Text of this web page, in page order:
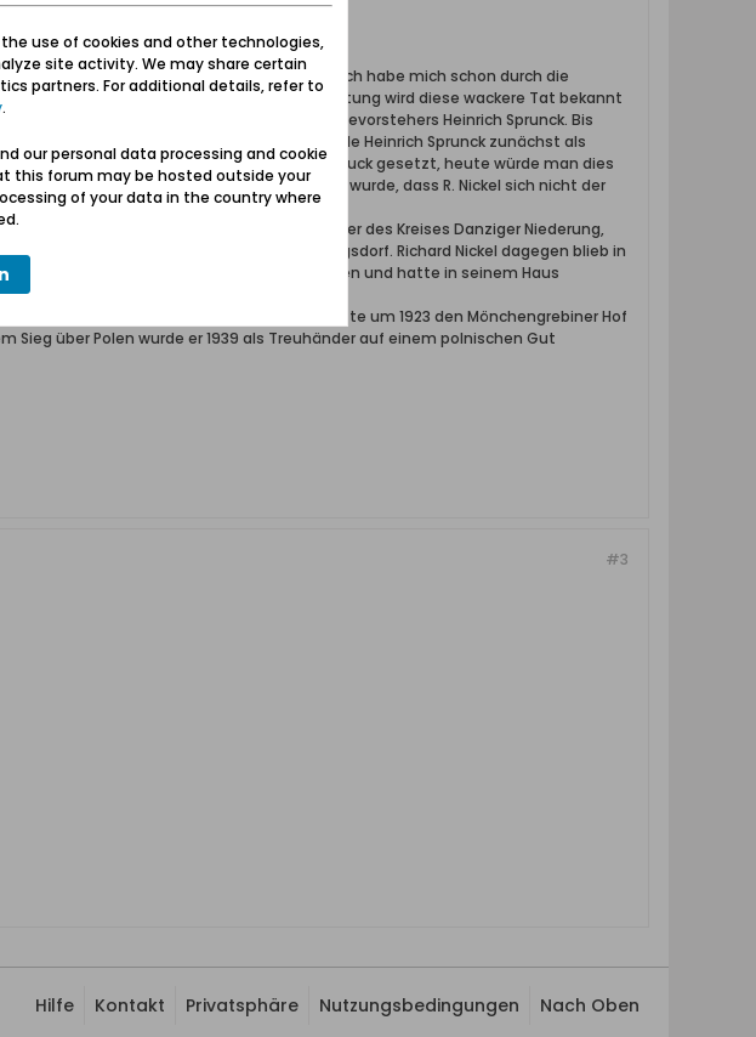
Staatsanzeiger der Freien Stadt Danzig. Ich habe mich schon durch die
Beispiel. Ein Vierteljahr nach der Rettung wird diese wackere Tat bekannt
eingesetzten Sperlingsdorfer Gemeindevorstehers Heinrich Sprunck. Bis
Mitglied der NSDAP werden. Deshalb wurde Heinrich Sprunck zunächst als
Nickel hatte er daraufhin massiv unter Druck gesetzt, heute würde man dies
mit denen darauf aufmerksam gemacht wurde, dass R. Nickel sich nicht der
per Schiff fliehen wollte. Der NSDAP-Kreisleiter des Kreises Danziger Niederung,
ihn zurück auf seinen Posten in Sperlingsdorf. Richard Nickel dagegen blieb in
und versteckte sie auf seinem Dachboden und hatte in seinem Haus
ebenfalls aktives NSDAP-Mitglied. Er hatte um 1923 den Mönchengrebiner Hof
Sieg über Polen wurde er 1939 als Treuhänder auf einem polnischen Gut
#3
Hilfe Kontakt Privatsphäre Nutzungsbedingungen Nach Oben
use of cookies and other technologies,
site activity. We may share certain
partners. For additional details, refer to
.
our personal data processing and cookie
this forum may be hosted outside your
of your data in the country where